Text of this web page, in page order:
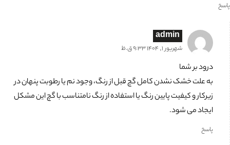
پاسخ
admin
شهریور 1, 1404 9:33 ق.ظ
درود بر شما
به علت خشک نشدن کامل گچ قبل از رنگ، وجود نم یا رطوبت پنهان در
زیرکار و کیفیت پایین رنگ یا استفاده از رنگ نامتناسب با گچ این مشکل
ایجاد می شود.
پاسخ